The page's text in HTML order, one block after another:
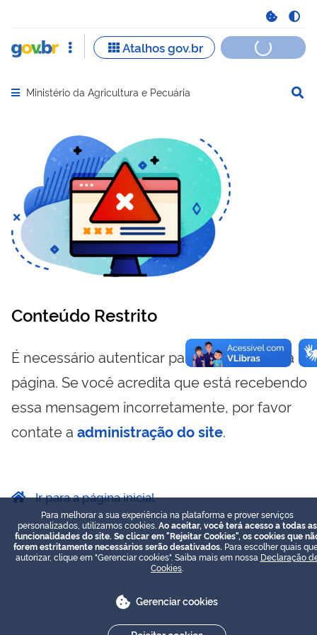
Abrir menu principal de navegação
Ministério da Agricultura e Pecuária
Conteúdo Restrito
É necessário autenticar para visualizar essa
página. Se você acredita que está recebendo
essa mensagem incorretamente, por favor
contate a administração do site.
Ir para a página inicial
Para melhorar a sua experiência na plataforma e prover serviços
personalizados, utilizamos cookies. Ao aceitar, você terá acesso a todas as
funcionalidades do site. Se clicar em "Rejeitar Cookies", os cookies que
forem estritamente necessários serão desativados. Para escolher quais
autorizar, clique em "Gerenciar cookies". Saiba mais em nossa Declaração
Cookies
Gerenciar cookies